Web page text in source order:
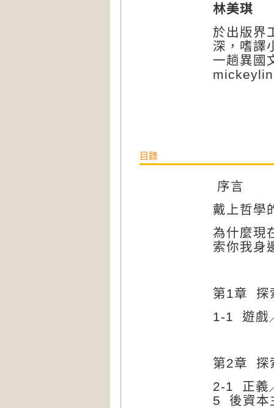
林美琪
於出版界
深，嗜譯
一趟異國
目錄
序言
戴上哲學
為什麼現
索你我身
第1章
探
1-1 遊
第2章
探
2-1 正
5 後資本